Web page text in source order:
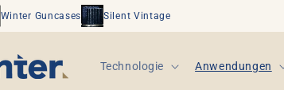
Winter Guncases Silent Vintage
Technologie Anwendungen